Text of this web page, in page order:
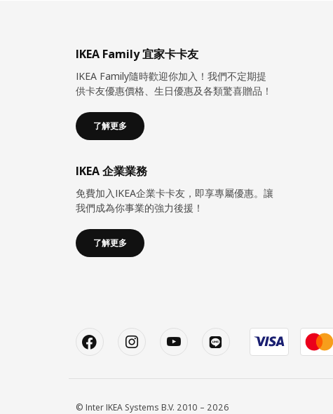
IKEA Family 宜家卡卡友
IKEA Family隨時歡迎你加入！我們不定期提
供卡友優惠價格、生日優惠及各類驚喜贈品！
了解更多
IKEA 企業業務
免費加入IKEA企業卡卡友，即享專屬優惠。讓
我們成為你事業的強力後援！
了解更多
© Inter IKEA Systems B.V. 2010 – 2026